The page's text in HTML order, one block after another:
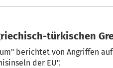
griechisch-türkischen
berichtet von Angriffen
der EU".